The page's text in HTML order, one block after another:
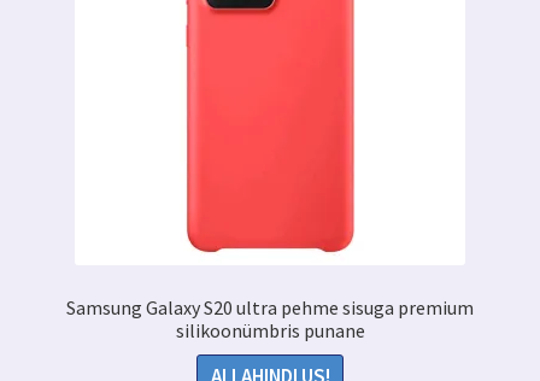
Samsung Galaxy S20 ultra pehme sisuga premium
silikoonümbris punane